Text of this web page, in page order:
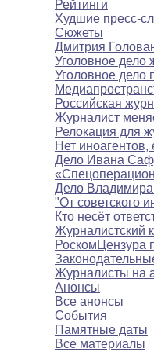
Рейтинги
Худшие пресс-
Сюжеты
Дмитрия
Уголовное дело
Уголовное дело
Российская
Журналист
Релокация для
Нет
Дело Ивана
Дело
"От советского
Кто несёт
Журналистский
РоскомЦензура
Журналисты на
Анонсы
Все анонсы
События
Памятные даты
Все материалы